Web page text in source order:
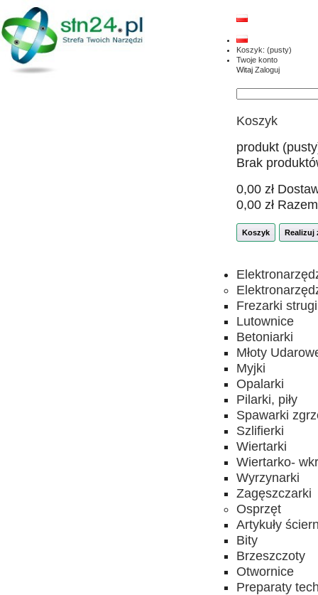
Koszyk: (pusty)
Twoje konto
Witaj Zaloguj
Koszyk
produkt
Brak
0,00 zł
0,00 zł Razem
Koszyk Realizuj
Frezarki strugi
Lutownice
Betoniarki
Młoty
Myjki
Opalarki
Pilarki, piły
Spawarki
Szlifierki
Wiertarki
Wiertarko-
Wyrzynarki
Zagęszczarki
Osprzęt
Artykuły
Bity
Brzeszczoty
Otwornice
Preparaty